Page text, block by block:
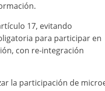
17, evitando
para participar en
con re-integración
la participación de